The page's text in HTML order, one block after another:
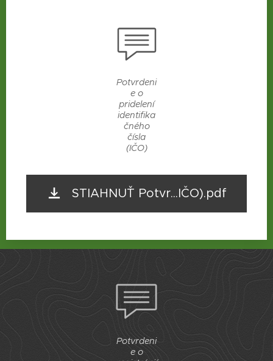
Potvrdeni
e o
pridelení
identifika
čného
čísla
(IČO)
STIAHNUŤ Potvr...IČO).pdf
Potvrdeni
e o